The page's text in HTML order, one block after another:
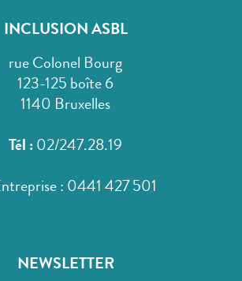
INCLUSION ASBL
rue Colonel Bourg
123-125 boîte 6
1140 Bruxelles
Tél : 02/247.28.19
: 0441 427 501
NEWSLETTER